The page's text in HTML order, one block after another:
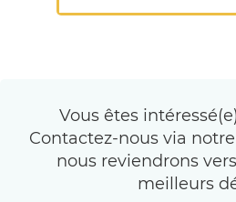
Vous êtes
Contactez-nous via
nous reviendrons
meilleurs